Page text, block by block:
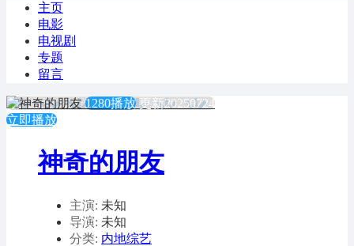
主页
电影
电视剧
专题
留言
1280播放 更新20250724
立即播放
神奇的朋友
主演: 未知
导演: 未知
分类: 内地综艺